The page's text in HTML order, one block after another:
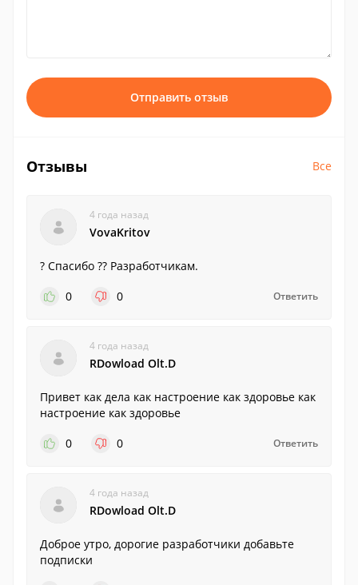
Отправить отзыв
Отзывы Все
4 года назад
VovaKritov
? Спасибо ?? Разработчикам.
0
0 Ответить
4 года назад
RDowload Olt.D
Привет как дела как настроение как здоровье как
настроение как здоровье
0
0 Ответить
4 года назад
RDowload Olt.D
Доброе утро, дорогие разработчики добавьте
подписки